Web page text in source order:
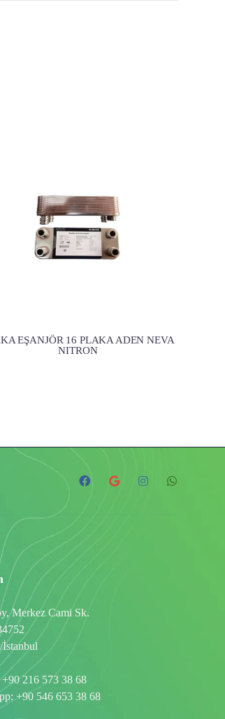
EŞANJÖR 16 PLAKA ADEN NEVA
NITRON
Merkez Cami Sk.
+90 216 573 38 68
+90 546 653 38 68